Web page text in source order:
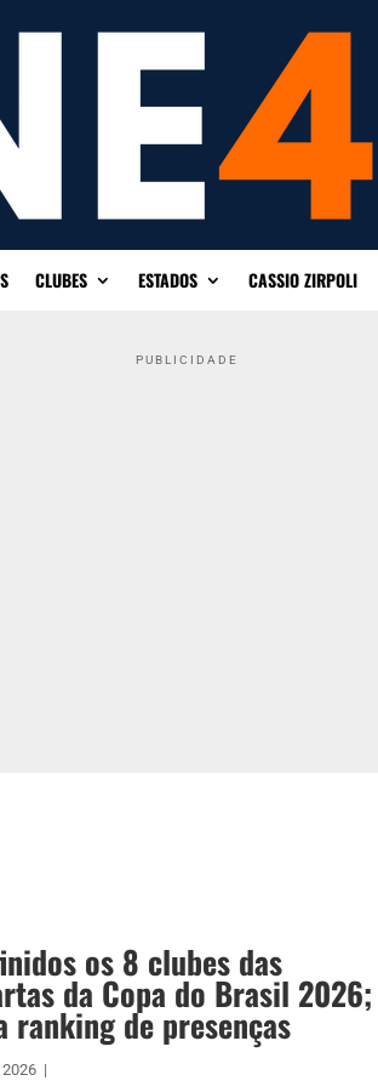
CLUBES ESTADOS CASSIO ZIRPOLI
PUBLICIDADE
os 8 clubes das
da Copa do Brasil 2026;
ranking de presenças
|